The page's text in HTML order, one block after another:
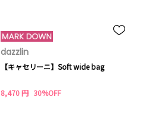
dazzlin
【キャセリーニ】Soft wide bag
8,470 円 30%OFF